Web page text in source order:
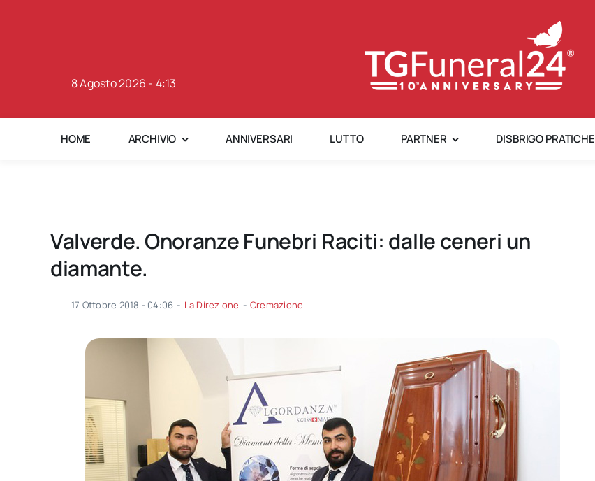
8 Agosto 2026 - 4:13
HOME ARCHIVIO ANNIVERSARI LUTTO PARTNER DISBRIGO PRATICHE
Valverde. Onoranze Funebri Raciti: dalle ceneri un
diamante.
17 Ottobre 2018 - 04:06 - La Direzione - Cremazione